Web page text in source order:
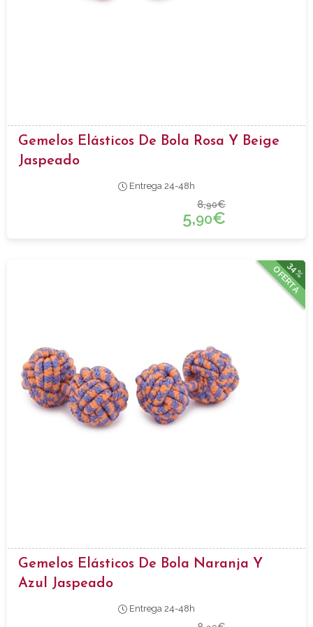
Gemelos Elásticos De Bola Rosa Y Beige
Jaspeado
Entrega 24-48h
8,90€
5,90€
34%
OFERTA
Gemelos Elásticos De Bola Naranja Y
Azul Jaspeado
Entrega 24-48h